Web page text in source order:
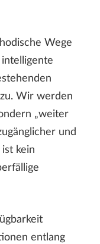
Wege
Wir werden
„weiter
und
kein
entlang